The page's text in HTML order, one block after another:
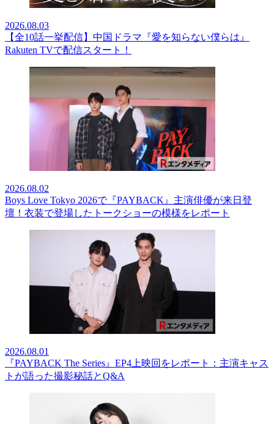
2026.08.03
【全10話一挙配信】中国ドラマ『愛を知らない僕らは』
Rakuten TVで配信スタート！
2026.08.02
Boys Love Tokyo 2026で『PAYBACK』主演俳優が来日登
壇！衣装で登場したトークショーの模様をレポート
2026.08.01
『PAYBACK The Series』EP4上映回をレポート：主演キャス
トが語った撮影秘話とQ&A